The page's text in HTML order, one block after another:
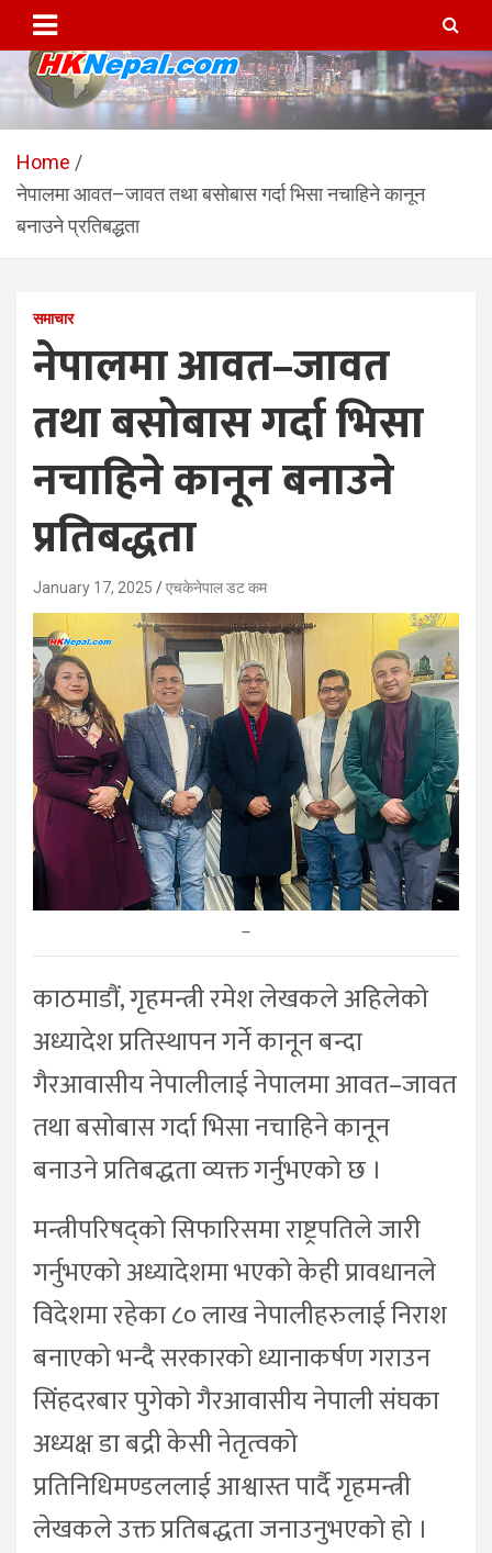
content
HKNepal.com – हङकङबाट
सञ्चालित पहिलो नेपाली अनलाईन
पत्रिका
hknepal, hknepal.com, hk nepal, hk nepal com
Home
नेपालमा आवत–जावत तथा बसोबास गर्दा भिसा नचाहिने कानून
बनाउने प्रतिबद्धता
समाचार
नेपालमा आवत–जावत
तथा बसोबास गर्दा भिसा
नचाहिने कानून बनाउने
प्रतिबद्धता
January 17, 2025 एचकेनेपाल डट कम
–
काठमाडौं, गृहमन्त्री रमेश लेखकले अहिलेको
अध्यादेश प्रतिस्थापन गर्ने कानून बन्दा
गैरआवासीय नेपालीलाई नेपालमा आवत–जावत
तथा बसोबास गर्दा भिसा नचाहिने कानून
बनाउने प्रतिबद्धता व्यक्त गर्नुभएको छ ।
मन्त्रीपरिषद्को सिफारिसमा राष्ट्रपतिले जारी
गर्नुभएको अध्यादेशमा भएको केही प्रावधानले
विदेशमा रहेका ८० लाख नेपालीहरुलाई निराश
बनाएको भन्दै सरकारको ध्यानाकर्षण गराउन
सिंहदरबार पुगेको गैरआवासीय नेपाली संघका
अध्यक्ष डा बद्री केसी नेतृत्वको
प्रतिनिधिमण्डललाई आश्वास्त पार्दै गृहमन्त्री
लेखकले उक्त प्रतिबद्धता जनाउनुभएको हो ।